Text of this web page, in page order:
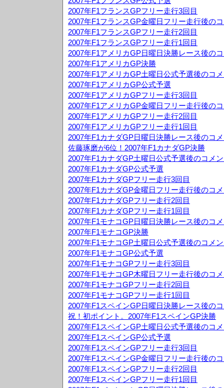
2007年F1フランスGPフリー走行3回目
2007年F1フランスGP金曜日フリー走行後の
2007年F1フランスGPフリー走行2回目
2007年F1フランスGPフリー走行1回目
2007年F1アメリカGP日曜日決勝レース後の
2007年F1アメリカGP決勝
2007年F1アメリカGP土曜日公式予選後のコ
2007年F1アメリカGP公式予選
2007年F1アメリカGPフリー走行3回目
2007年F1アメリカGP金曜日フリー走行後の
2007年F1アメリカGPフリー走行2回目
2007年F1アメリカGPフリー走行1回目
2007年F1カナダGP日曜日決勝レース後のコ
佐藤琢磨が6位！2007年F1カナダGP決勝
2007年F1カナダGP土曜日公式予選後のコメ
2007年F1カナダGP公式予選
2007年F1カナダGPフリー走行3回目
2007年F1カナダGP金曜日フリー走行後のコ
2007年F1カナダGPフリー走行2回目
2007年F1カナダGPフリー走行1回目
2007年F1モナコGP日曜日決勝レース後のコ
2007年F1モナコGP決勝
2007年F1モナコGP土曜日公式予選後のコメ
2007年F1モナコGP公式予選
2007年F1モナコGPフリー走行3回目
2007年F1モナコGP木曜日フリー走行後のコ
2007年F1モナコGPフリー走行2回目
2007年F1モナコGPフリー走行1回目
2007年F1スペインGP日曜日決勝レース後の
祝！初ポイント。2007年F1スペインGP決勝
2007年F1スペインGP土曜日公式予選後のコ
2007年F1スペインGP公式予選
2007年F1スペインGPフリー走行3回目
2007年F1スペインGP金曜日フリー走行後の
2007年F1スペインGPフリー走行2回目
2007年F1スペインGPフリー走行1回目